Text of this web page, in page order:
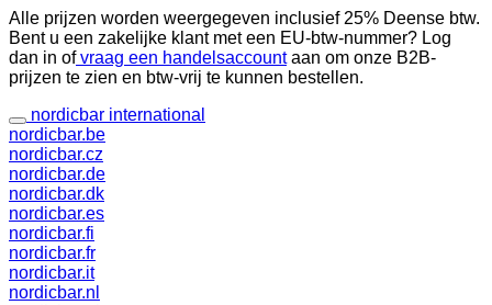
Alle prijzen worden weergegeven inclusief 25% Deense btw.
Bent u een zakelijke klant met een EU-btw-nummer? Log
dan in ofvraag een handelsaccountaan om onze B2B-
prijzen te zien en btw-vrij te kunnen bestellen.
nordicbar international
nordicbar.be
nordicbar.cz
nordicbar.de
nordicbar.dk
nordicbar.es
nordicbar.fi
nordicbar.fr
nordicbar.it
nordicbar.nl